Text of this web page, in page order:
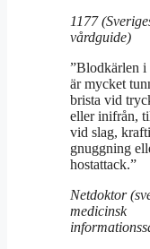
1177
vårdguide)
”Blodkärlen i
är mycket
brista vid
eller inifrån,
vid slag,
gnuggning
hostattack.”
Netdoktor
medicinsk